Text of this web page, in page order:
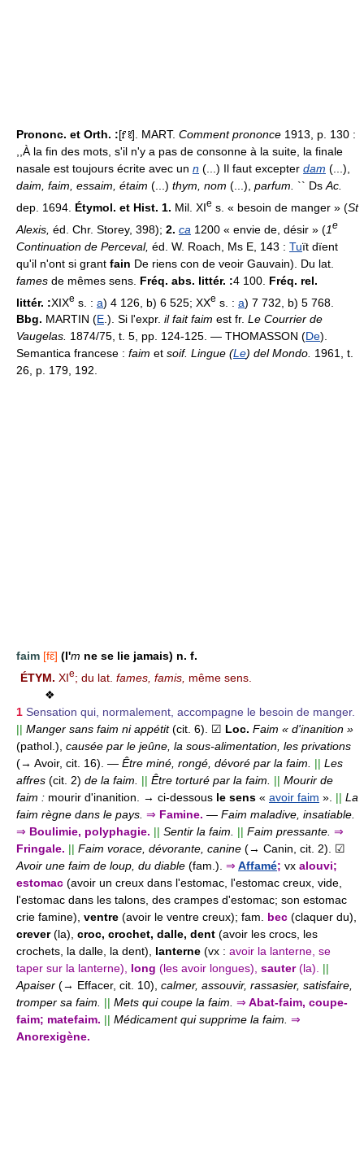
Prononc. et Orth. :[ ]. MART. Comment prononce 1913, p. 130 :
,,À la fin des mots, s'il n'y a pas de consonne à la suite, la finale
nasale est toujours écrite avec un n (...) Il faut excepter dam (...),
daim, faim, essaim, étaim (...) thym, nom (...), parfum. `` DsAc.
dep. 1694. Étymol. et Hist. 1. Mil. XIe s. « besoin de manger » (St
Alexis, éd. Chr. Storey, 398); 2. ca 1200 « envie de, désir » (1e
Continuation de Perceval, éd. W. Roach, Ms E, 143 : Tuït dïent
qu'il n'ont si grant fain De riens con de veoir Gauvain). Du lat.
fames de mêmes sens. Fréq. abs. littér. :4 100. Fréq. rel.
littér. :XIXe s. : a) 4 126, b) 6 525; XXe s. : a) 7 732, b) 5 768.
Bbg. MARTIN (E.). Si l'expr. il fait faim est fr. Le Courrier de
Vaugelas. 1874/75, t. 5, pp. 124-125. — THOMASSON (De).
Semantica francese : faim et soif. Lingue (Le) del Mondo. 1961, t.
26, p. 179, 192.
faim [fɛ̃] (l'm ne se lie jamais) n. f.
ÉTYM. XIe; du lat. fames, famis, même sens.
❖
1 Sensation qui, normalement, accompagne le besoin de manger.
|| Manger sans faim ni appétit(cit. 6). ☑ Loc. Faim « d'inanition »
(pathol.), causée par le jeûne, la sous-alimentation, les privations
(→ Avoir, cit. 16). — Être miné, rongé, dévoré par la faim. || Les
affres (cit. 2) de la faim. || Être torturé par la faim. || Mourir de
faim : mourir d'inanition. → ci-dessous le sens « avoir faim ». || La
faim règne dans le pays. ⇒ Famine. — Faim maladive, insatiable.
⇒ Boulimie, polyphagie. || Sentir la faim. || Faim pressante. ⇒
Fringale. || Faim vorace, dévorante, canine (→ Canin, cit. 2).
☑
Avoir une faim de loup, du diable (fam.). ⇒ Affamé; vx alouvi;
estomac (avoir un creux dans l'estomac, l'estomac creux, vide,
l'estomac dans les talons, des crampes d'estomac; son estomac
crie famine), ventre (avoir le ventre creux); fam. bec (claquer du),
crever(la), croc, crochet, dalle, dent (avoir les crocs, les
crochets, la dalle, la dent),
lanterne (vx : avoir la lanterne, se
taper sur la lanterne),
long (les avoir longues), sauter(la).
||
Apaiser (→ Effacer, cit. 10), calmer, assouvir, rassasier, satisfaire,
tromper sa faim.
|| Mets qui coupe la faim. ⇒ Abat-faim, coupe-
faim; matefaim. || Médicament qui supprime la faim. ⇒
Anorexigène.